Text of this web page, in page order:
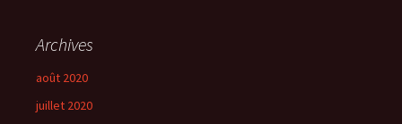
Archives
août 2020
juillet 2020